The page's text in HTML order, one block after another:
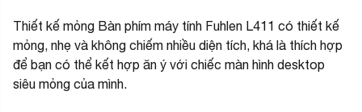
Thiết kế mỏng Bàn phím máy tính Fuhlen L411 có thiết kế
mỏng, nhẹ và không chiếm nhiều diện tích, khá là thích hợp
để bạn có thể kết hợp ăn ý với chiếc màn hình desktop
siêu mỏng của mình.